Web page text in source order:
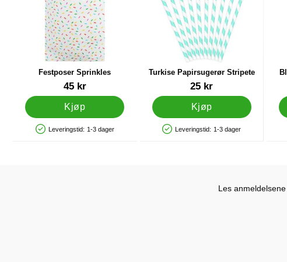
Festposer Sprinkles
Varenummer 41289
45 kr
Kjøp
Produkttilgjengelighet: På lager
Leveringstid: 1-3 dager
Turkise Papirsugerør Stripete
Varenummer 12635
25 kr
Kjøp
Produkttilgjengelighet: På lager
Leveringstid: 1-3 dager
Les